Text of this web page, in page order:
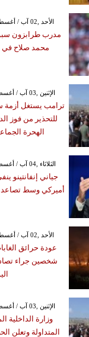
GMT 18:52 2026 الأحد ,02 آب / أغسطس
مدرب طرابزون
محمد صلاح في
GMT 04:20 2026 الإثنين ,03 آب / أغسطس
ترامب يستغل أزمة
للتحذير من فوز
الهحرة
GMT 09:04 2026 الثلاثاء ,04 آب / أغسطس
جياني
أميركي وسط تصاعد
GMT 17:33 2026 الأحد ,02 آب / أغسطس
عودة حرائق
شخصين جراء
GMT 10:29 2026 الإثنين ,03 آب / أغسطس
وزارة الداخلية
المتداولة وتعلن